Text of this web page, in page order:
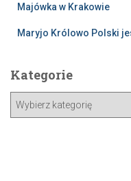
Majówka w Krakowie
Maryjo Królowo Polski
Kategorie